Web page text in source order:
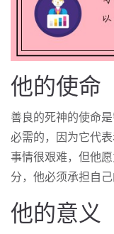
他的使命
善良的死神的使命
必需的，因为它代
事情很艰难，但他
分，他必须承担自己
他的意义